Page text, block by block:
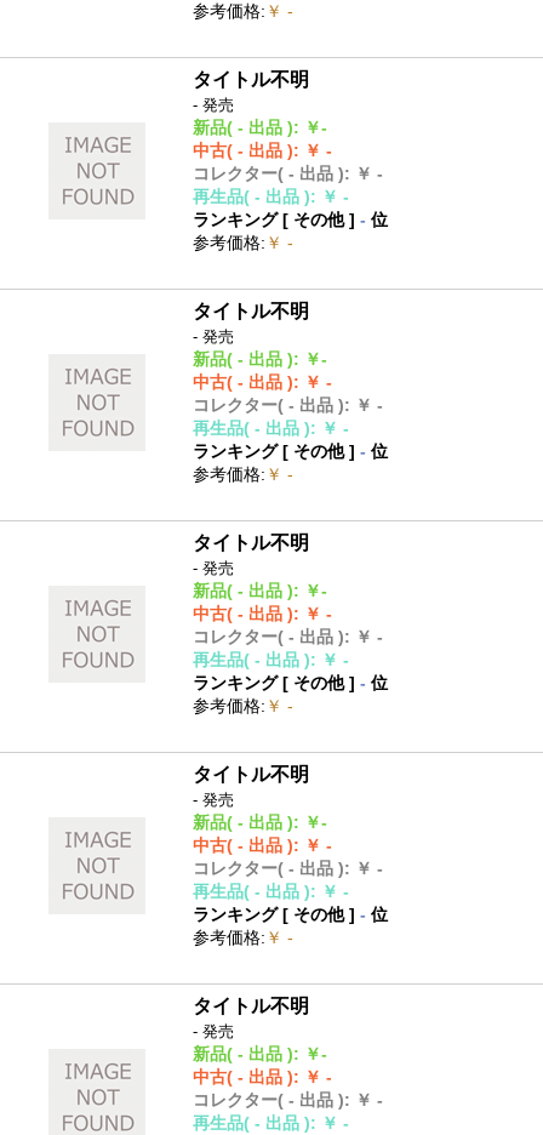
参考価格: ￥ -
タイトル不明
- 発売
新品( - 出品 ): ￥-
中古( - 出品 ): ￥ -
コレクター( - 出品 ): ￥ -
再生品( - 出品 ): ￥ -
ランキング [ その他]- 位
参考価格: ￥ -
タイトル不明
- 発売
新品( - 出品 ): ￥-
中古( - 出品 ): ￥ -
コレクター( - 出品 ): ￥ -
再生品( - 出品 ): ￥ -
ランキング [ その他]- 位
参考価格: ￥ -
タイトル不明
- 発売
新品( - 出品 ): ￥-
中古( - 出品 ): ￥ -
コレクター( - 出品 ): ￥ -
再生品( - 出品 ): ￥ -
ランキング [ その他]- 位
参考価格: ￥ -
タイトル不明
- 発売
新品( - 出品 ): ￥-
中古( - 出品 ): ￥ -
コレクター( - 出品 ): ￥ -
再生品( - 出品 ): ￥ -
ランキング [ その他]- 位
参考価格: ￥ -
タイトル不明
- 発売
新品( - 出品 ): ￥-
中古( - 出品 ): ￥ -
コレクター( - 出品 ): ￥ -
再生品( - 出品 ): ￥ -